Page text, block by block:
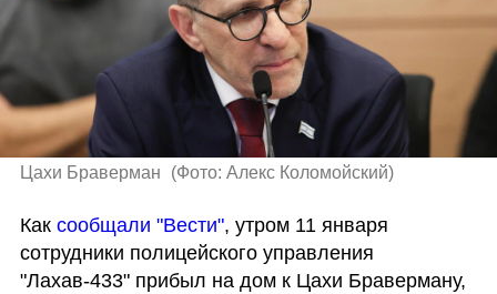
Цахи Браверман (Фото: Алекс Коломойский)
Как сообщали "Вести", утром 11 января
сотрудники полицейского управления
"Лахав-433" прибыл на дом к Цахи Браверману,